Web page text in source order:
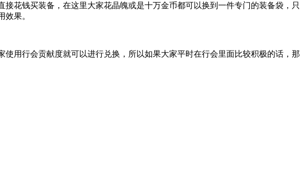
花钱买装备，在这里大家花晶魄或是十万金币都可以换到一件专门的装备袋，只
果。
用行会贡献度就可以进行兑换，所以如果大家平时在行会里面比较积极的话，那